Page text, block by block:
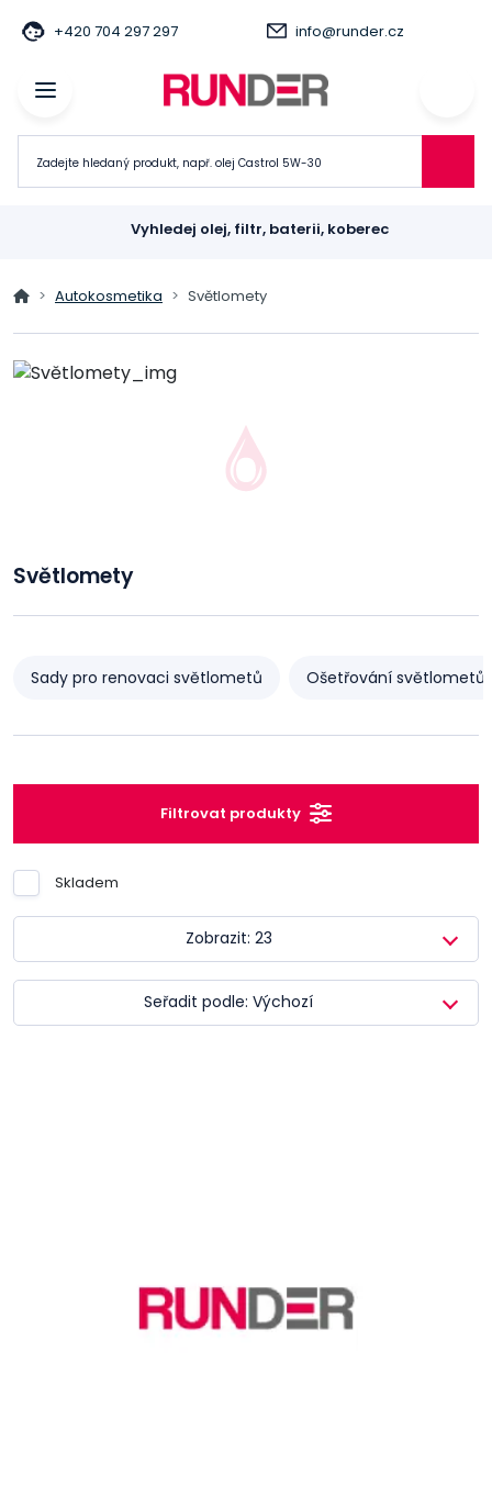
+420 704 297 297 info@runder.cz
Vyhledej olej, filtr, baterii, koberec
Autokosmetika Světlomety
Světlomety
Sady pro renovaci světlometů Ošetřování světlometů
Filtrovat produkty
Seřadit podle: Výchozí
Skladem
Zobrazit: 23